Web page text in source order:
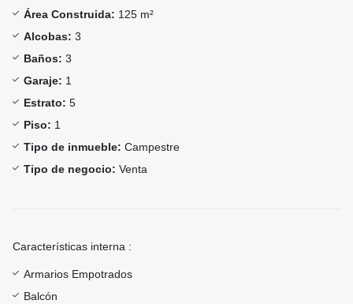
Área Construida: 125 m²
Alcobas: 3
Baños: 3
Garaje: 1
Estrato: 5
Piso: 1
Tipo de inmueble: Campestre
Tipo de negocio: Venta
Características interna :
Armarios Empotrados
Balcón